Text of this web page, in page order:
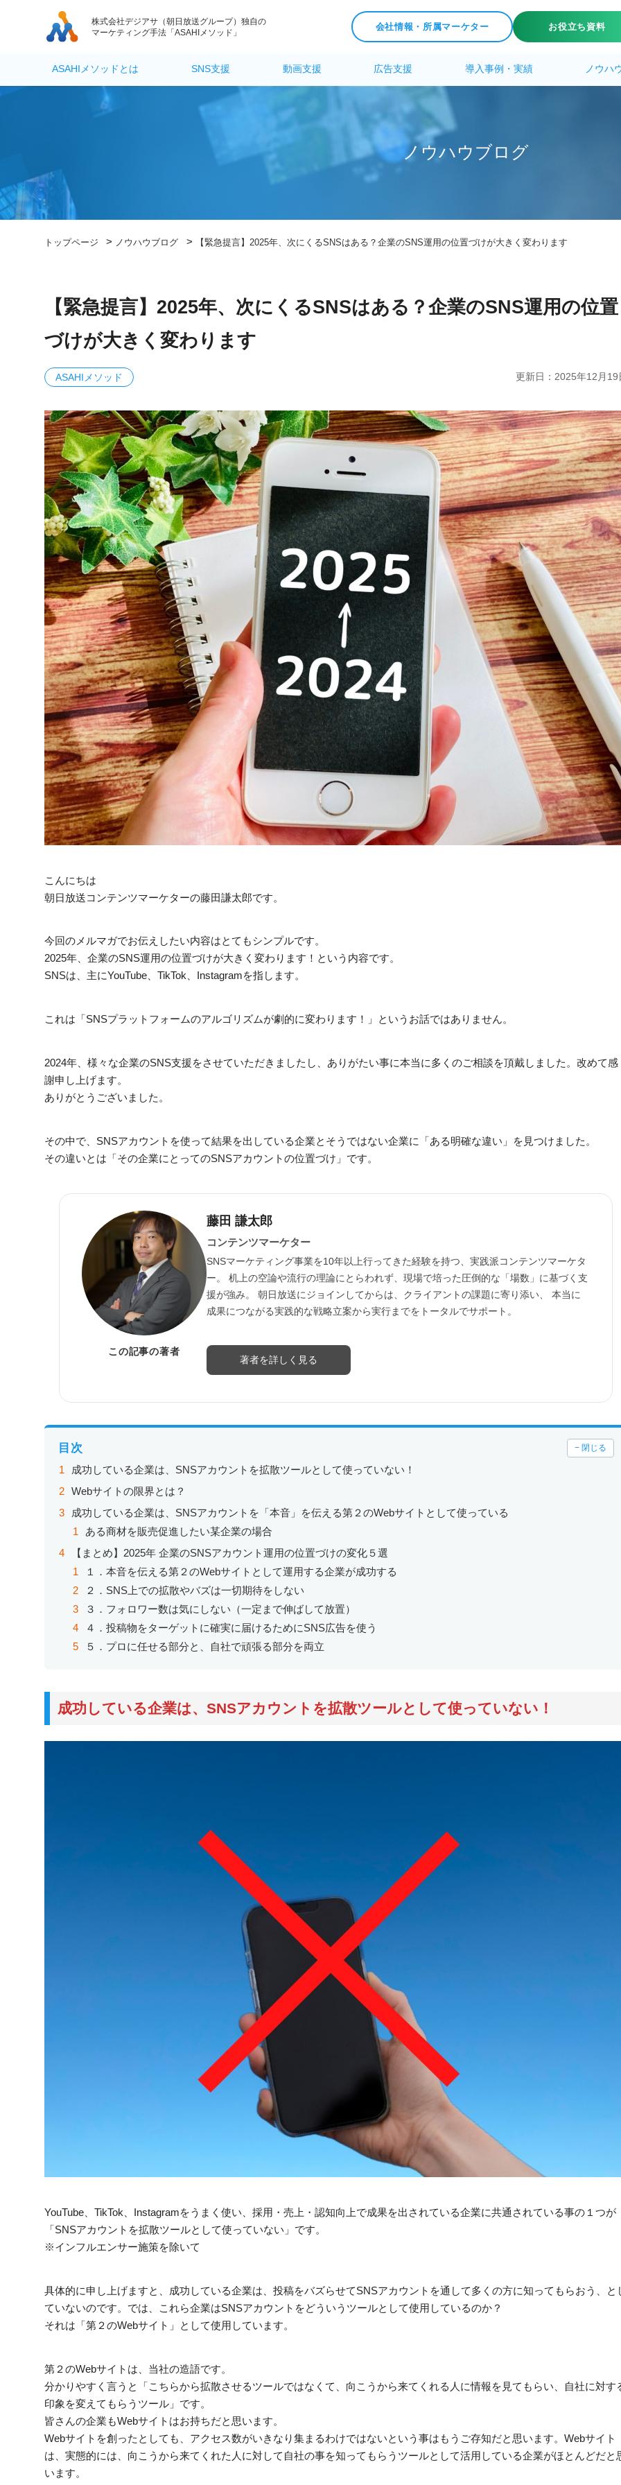
株式会社デジアサ（朝日放送グループ）独自の
マーケティング手法「ASAHIメソッド」
会社情報・所属マーケター お役立ち資料
ASAHIメソッドとは SNS支援 動画支援 広告支援 導入事例・実績 ノウハ
ノ ウハウ ブロ グ
トップページ > ノウハウブログ > 【緊急提言】2025年、次にくるSNSはある？企業のSNS運用の位置づけが大きく変わります
【緊急提言】2025年、次にくるSNSはある？企業のSNS運用の位置
づけが大きく変わります
ASAHIメソッド 更新日： 2025年12月19
こんにちは
朝日放送コンテンツマーケターの藤田謙太郎です。
今回のメルマガでお伝えしたい内容はとてもシンプルです。
2025年、企業のSNS運用の位置づけが大きく変わります！という内容です。
SNSは、主にYouTube、TikTok、Instagramを指します。
これは「SNSプラットフォームのアルゴリズムが劇的に変わります！」というお話ではありません。
2024年、様々な企業のSNS支援をさせていただきましたし、ありがたい事に本当に多くのご相談を頂戴しました。改めて感
謝申し上げます。
ありがとうございました。
その中で、SNSアカウントを使って結果を出している企業とそうではない企業に「ある明確な違い」を見つけました。
その違いとは「その企業にとってのSNSアカウントの位置づけ」です。
この記事の著者
藤田 謙太郎
コンテンツマーケター
SNSマーケティング事業を10年以上行ってきた経験を持つ、実践派コンテンツマーケタ
ー。 机上の空論や流行の理論にとらわれず、現場で培った圧倒的な「場数」に基づく支
援が強み。 朝日放送にジョインしてからは、クライアントの課題に寄り添い、 本当に
成果につながる実践的な戦略立案から実行までをトータルでサポート。
著者を詳しく見る
目次 − 閉じる
成功している企業は、SNSアカウントを拡散ツールとして使っていない！
Webサイトの限界とは？
成功している企業は、SNSアカウントを「本音」を伝える第２のWebサイトとして使っている
ある商材を販売促進したい某企業の場合
【まとめ】2025年 企業のSNSアカウント運用の位置づけの変化５選
１．本音を伝える第２のWebサイトとして運用する企業が成功する
２．SNS上での拡散やバズは一切期待をしない
３．フォロワー数は気にしない（一定まで伸ばして放置）
４．投稿物をターゲットに確実に届けるためにSNS広告を使う
５．プロに任せる部分と、自社で頑張る部分を両立
成功している企業は、SNSアカウントを拡散ツールとして使っていない！
YouTube、TikTok、Instagramをうまく使い、採用・売上・認知向上で成果を出されている企業に共通されている事の１つが
「SNSアカウントを拡散ツールとして使っていない」です。
※インフルエンサー施策を除いて
具体的に申し上げますと、成功している企業は、投稿をバズらせてSNSアカウントを通して多くの方に知ってもらおう、と
ていないのです。では、これら企業はSNSアカウントをどういうツールとして使用しているのか？
それは「第２のWebサイト」として使用しています。
第２のWebサイトは、当社の造語です。
分かりやすく言うと「こちらから拡散させるツールではなくて、向こうから来てくれる人に情報を見てもらい、自社に対す
印象を変えてもらうツール」です。
皆さんの企業もWebサイトはお持ちだと思います。
Webサイトを創ったとしても、アクセス数がいきなり集まるわけではないという事はもうご存知だと思います。Webサイト
は、実態的には、向こうから来てくれた人に対して自社の事を知ってもらうツールとして活用している企業がほとんどだと
います。